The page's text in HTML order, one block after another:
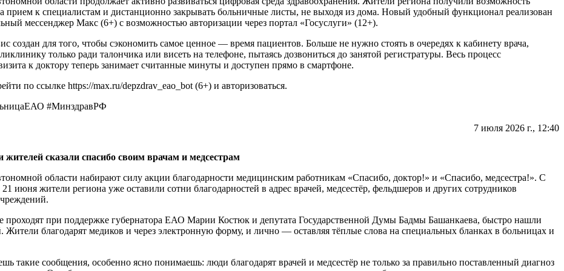
выписки и направления В женской консультации Когда все результаты будут готовы, гинеколог оформляет подробную выписку
карты с диагнозом и результатами исследований. Эту выписку и официальное направление на ЭКО подписывает
и главный врач (или заведующий) ЖК.
Репродукции Параллельный этап Вы имеете право выбрать любую клинику (как государственную, так и частную), которая
системе ОМС и имеет свободные объемы (места) на текущий год. Название выбранной клиники обязательно вносится в ваше
в Комиссию Рассмотрение до 10 рабочих дней Документы направляются в специальную региональную Комиссию по
здравоохранения). Комиссия одобряет заявку и выдает вам квоту (направление с номером шифра).
в протокол Финал С полученной квотой вы обращаетесь в выбранную клинику. Вас вносят в лист ожидания или сразу берут в
ваше заявление и выделила квоту, необходимо подготовить пакет документов. Все медицинские справки должны быть заверены
выдавшего их учреждения.
(оригиналы и копии):
(пациентки и партнера).
женщины (должен быть действующим).
и партнера).
о браке (если вы расписаны). Медицинские и административные документы:
направление на ЭКО установленного образца (подписанное заведующим ЖК).
выписка из амбулаторной карты с результатами всех анализов, инструментальных исследований (УЗИ, ФЛГ, ЭКГ) и заключением
прием к специалистам и дистанционно закрывать больничные листы, не выходя из дома. Новый удобный функционал реализован
мессенджер Mакс (6+) с возможностью авторизации через портал «Госуслуги» (12+).
создан для того, чтобы сэкономить самое ценное — время пациентов. Больше не нужно стоять в очередях к кабинету врача,
только ради талончика или висеть на телефоне, пытаясь дозвониться до занятой регистратуры. Весь процесс
к доктору теперь занимает считанные минуты и доступен прямо в смартфоне.
по ссылке https://max.ru/depzdrav_eao_bot (6+) и авторизоваться.
#МинздравРФ
7 июля 2026 г., 12:40
сказали спасибо своим врачам и медсестрам
области набирают силу акции благодарности медицинским работникам «Спасибо, доктор!» и «Спасибо, медсестра!». С
21 июня жители региона уже оставили сотни благодарностей в адрес врачей, медсестёр, фельдшеров и других сотрудников
проходят при поддержке губернатора ЕАО Марии Костюк и депутата Государственной Думы Бадмы Башанкаева, быстро нашли
Жители благодарят медиков и через электронную форму, и лично — оставляя тёплые слова на специальных бланках в больницах и
такие сообщения, особенно ясно понимаешь: люди благодарят врачей и медсестёр не только за правильно поставленный диагноз